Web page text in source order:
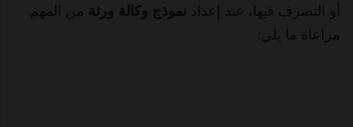
أو التصرف فيها، عند إعداد نموذج وكالة ورثة من المهم
مراعاة ما يلي: